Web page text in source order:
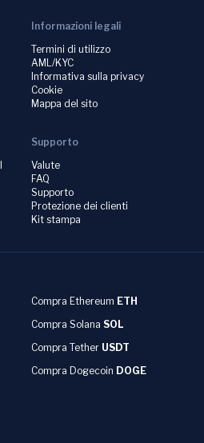
Informazioni legali
Termini di utilizzo
AML/KYC
Informativa sulla privacy
Cookie
Mappa del sito
Supporto
Valute
FAQ
Supporto
Protezione dei clienti
Kit stampa
Compra Ethereum ETH
Compra Solana SOL
Compra Tether USDT
Compra Dogecoin DOGE